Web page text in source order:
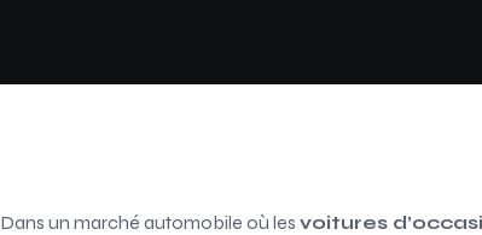
Dans un marché automobile où les voitures